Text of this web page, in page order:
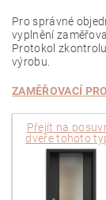
Pro správné
vyplnění
Protokol
výrobu.
ZAMĚŘOVACÍ
Přejít na
dveře tohoto